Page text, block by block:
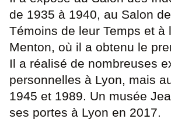
de 1935 à 1940, au Salon
Témoins de leur Temps et à
Menton, où il a obtenu le
Il a réalisé de nombreuses
personnelles à Lyon, mais
1945 et 1989. Un musée
ses portes à Lyon en 2017.